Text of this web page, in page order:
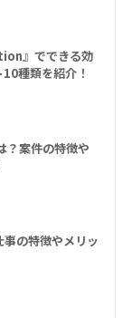
』でできる効
種類を紹介！
？案件の特徴や
の特徴やメリッ